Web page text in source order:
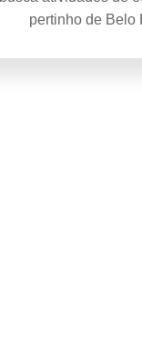
pertinho de Belo